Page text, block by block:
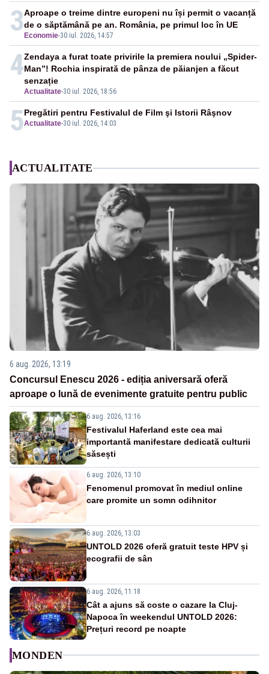
3 Economie-30 iul. 2026, 14:57
Aproape o treime dintre europeni nu își permit o vacanță
de o săptămână pe an. România, pe primul loc în UE
4
Actualitate-30 iul. 2026, 18:56
Zendaya a furat toate privirile la premiera noului „Spider-
Man”! Rochia inspirată de pânza de păianjen a făcut
senzație
5Actualitate-30 iul. 2026, 14:03
Pregătiri pentru Festivalul de Film şi Istorii Râşnov
ACTUALITATE
6 aug. 2026, 13:19
Concursul Enescu 2026 - ediția aniversară oferă
aproape o lună de evenimente gratuite pentru public
6 aug. 2026, 13:16
Festivalul Haferland este cea mai
importantă manifestare dedicată culturii
săsești
6 aug. 2026, 13:10
Fenomenul promovat în mediul online
care promite un somn odihnitor
6 aug. 2026, 13:03
UNTOLD 2026 oferă gratuit teste HPV și
ecografii de sân
6 aug. 2026, 11:18
Cât a ajuns să coste o cazare la Cluj-
Napoca în weekendul UNTOLD 2026:
Prețuri record pe noapte
MONDEN